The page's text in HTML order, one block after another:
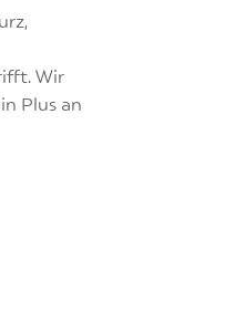
Wir
Plus an